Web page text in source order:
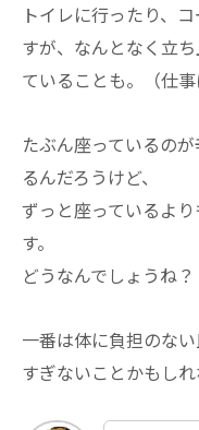
トイレに行ったり、
すが、なんとなく立
ていることも。（仕事
たぶん座っているの
るんだろうけど、
ずっと座っているよ
す。
どうなんでしょうね？
一番は体に負担のな
すぎないことかもしれ